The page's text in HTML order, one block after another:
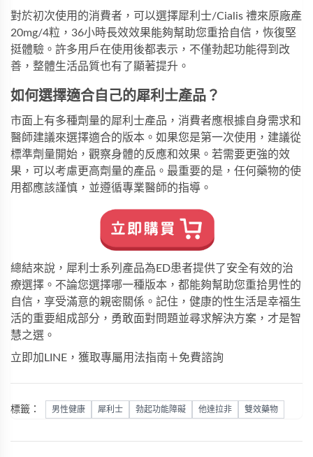
對於初次使用的消費者，可以選擇犀利士/Cialis 禮來原廠產
20mg/4粒 ，36小時長效效果能夠幫助您重拾自信，恢復堅
挺體驗。許多用戶在使用後都表示，不僅勃起功能得到改
善，整體生活品質也有了顯著提升。
如何選擇適合自己的犀利士產品？
市面上有多種劑量的犀利士產品，消費者應根據自身需求和
醫師建議來選擇適合的版本。如果您是第一次使用，建議從
標準劑量開始，觀察身體的反應和效果。若需要更強的效
果，可以考慮更高劑量的產品。最重要的是，任何藥物的使
用都應該謹慎，並遵循專業醫師的指導。
總結來說，犀利士系列產品為ED患者提供了安全有效的治
療選擇。不論您選擇哪一種版本，都能夠幫助您重拾男性的
自信，享受滿意的親密關係。記住，健康的性生活是幸福生
活的重要組成部分，勇敢面對問題並尋求解決方案，才是智
慧之選。
立即加LINE，獲取專屬用法指南＋免費諮詢
標籤： 男性健康 犀利士 勃起功能障礙 他達拉非 雙效藥物